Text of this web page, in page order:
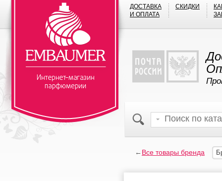
ДОСТАВКА
И ОПЛАТА
СКИДКИ
←Все товары бренда